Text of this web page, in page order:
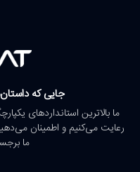
جایی که
ما بالاترین استانداردهای
رعایت می‌کنیم و اطمینان
ما